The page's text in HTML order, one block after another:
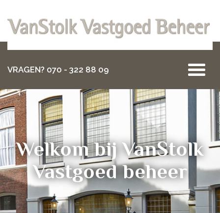
VRAGEN? 070 - 322 88 09
Welkom bij VanStolk
Vastgoed beheer